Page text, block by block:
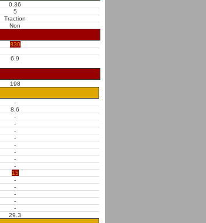
0.36
5
Traction
Non
830
6.9
198
-
8.6
-
-
-
-
-
-
-
-
15
-
-
-
-
-
29.3